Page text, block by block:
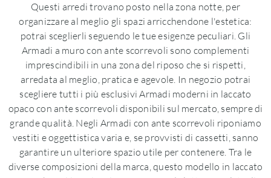
Questi arredi trovano posto nella zona notte, per
organizzare al meglio gli spazi arricchendone l'estetica:
potrai sceglierli seguendo le tue esigenze peculiari. Gli
Armadi a muro con ante scorrevoli sono complementi
imprescindibili in una zona del riposo che si rispetti,
arredata al meglio, pratica e agevole. In negozio potrai
scegliere tutti i più esclusivi Armadi moderni in laccato
opaco con ante scorrevoli disponibili sul mercato, sempre di
grande qualità. Negli Armadi con ante scorrevoli riponiamo
vestiti e oggettistica varia e, se provvisti di cassetti, sanno
garantire un ulteriore spazio utile per contenere. Tra le
diverse composizioni della marca, questo modello in laccato